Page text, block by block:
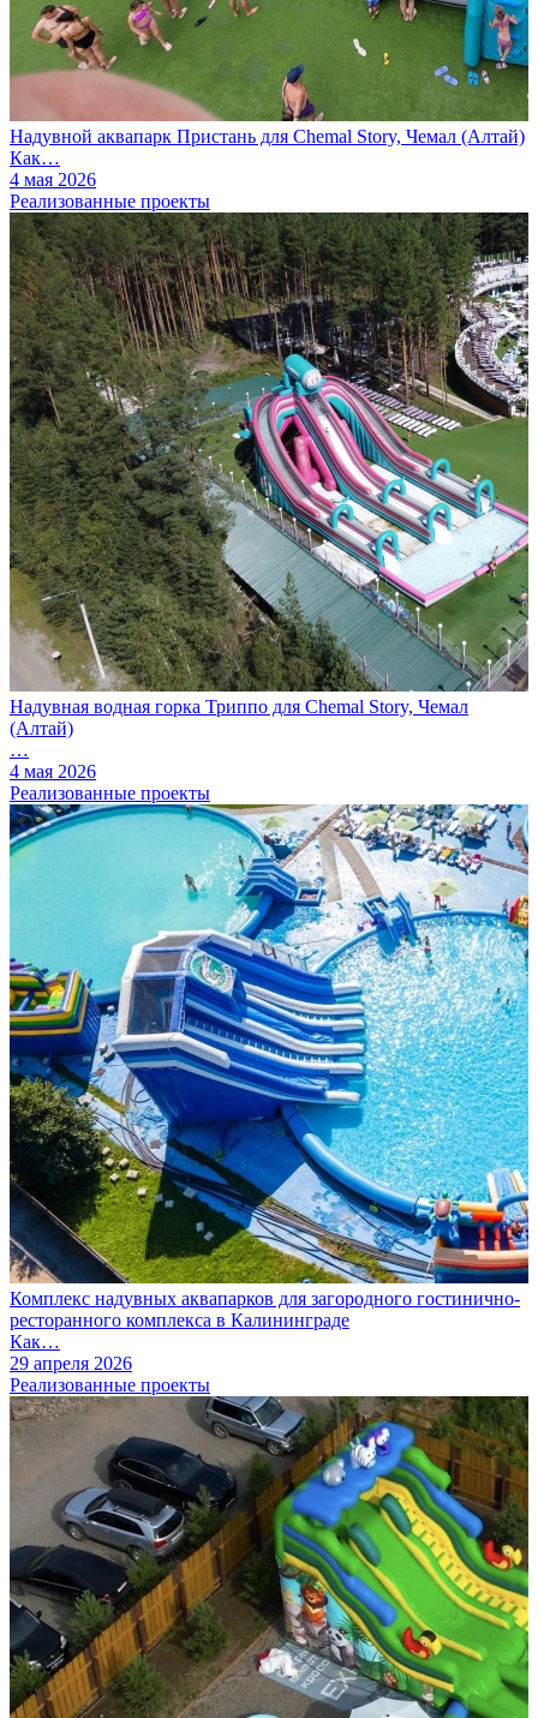
Надувной аквапарк Пристань для Chemal Story, Чемал (Алтай)
Как…
4 мая 2026
Реализованные проекты
Надувная водная горка Триппо для Chemal Story, Чемал
(Алтай)
…
4 мая 2026
Реализованные проекты
Комплекс надувных аквапарков для загородного гостинично-
ресторанного комплекса в Калининграде
Как…
29 апреля 2026
Реализованные проекты